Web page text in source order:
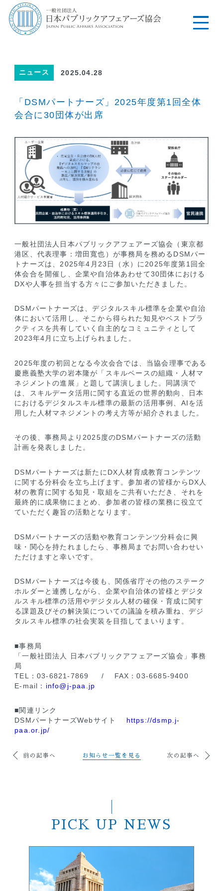
ニュース 2025.04.28
「DSMパートナーズ」2025年度第1回全体
会合に30団体が出席
一般社団法人日本パブリックアフェアーズ協会（東京都
港区、代表理事：増田寬也）が事務局を務めるDSMパー
トナーズは、2025年4月23日（水）に2025年度第1回全
体会合を開催し、企業や自治体あわせて30団体における
DXや人事を担当する方々にご参加いただきました。
DSMパートナーズは、デジタルスキル標準を企業や自治
体において活用し、そこから得られた知見やベストプラ
クティスを共有していく自主的なコミュニティとして
2023年4月に立ち上げられました。
2025年度の初回となる今次会合では、当協会理事である
慶應義塾大学の岩本隆が「スキルベースの組織・人材マ
ネジメントの進展」と題して講演しました。同講演で
は、スキルデータ活用に関する直近の世界的動向、日本
におけるデジタルスキル標準の最新の活用事例、AIを活
用した人材マネジメントの考え方等が紹介されました。
その後、事務局より2025度のDSMパートナーズの活動
計画を発表しました。
DSMパートナーズは新たにDX人材育成教育コンテンツ
に関する分科会を立ち上げます。参加者の皆様からDX人
材の教育に関する知見・取組をご共有いただき、それを
最終的に成果物にまとめ、参加者の皆様の業務に役立て
ていただく趣旨の活動となります。
DSMパートナーズの活動や教育コンテンツ分科会に興
味・関心を持たれましたら、事務局までお問い合わせい
ただけますと幸いです。
DSMパートナーズは今後も、関係省庁その他のステーク
ホルダーと連携しながら、企業や自治体の皆様とデジタ
ルスキル標準の活用やデジタル人材の確保・育成に関す
る課題及びその解決策についての議論を積み重ね、デジ
タルスキル標準の社会実装を目指してまいります。
■事務局
「一般社団法人 日本パブリックアフェアーズ協会」事務
局
TEL：03-6821-7869 / FAX：03-6685-9400
E-mail： info@j-paa.jp
■関連リンク
DSMパートナーズWebサイト https://dsmp.j-
paa.or.jp/
前の記事へ お知らせ一覧を見る 次の記事へ
PICK UP NEWS